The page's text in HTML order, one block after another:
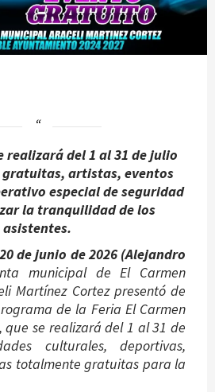
realizará del 1 al 31 de julio
artistas, eventos
especial de seguridad
la tranquilidad de los
asistentes.
de junio de 2026 (Alejandro
municipal de El Carmen
Martínez Cortez presentó de
de la Feria El Carmen
que se realizará del 1 al 31 de
culturales, deportivas,
totalmente gratuitas para la